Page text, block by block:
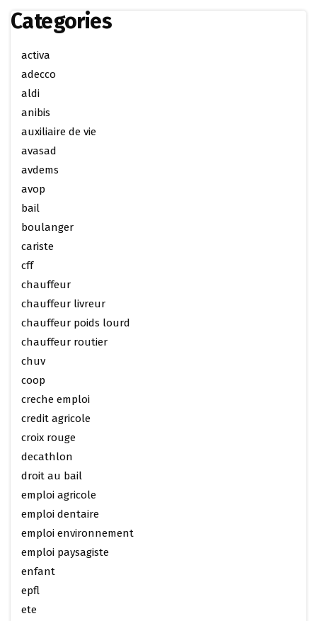
Categories
activa
adecco
aldi
anibis
auxiliaire de vie
avasad
avdems
avop
bail
boulanger
cariste
cff
chauffeur
chauffeur livreur
chauffeur poids lourd
chauffeur routier
chuv
coop
creche emploi
credit agricole
croix rouge
decathlon
droit au bail
emploi agricole
emploi dentaire
emploi environnement
emploi paysagiste
enfant
epfl
ete